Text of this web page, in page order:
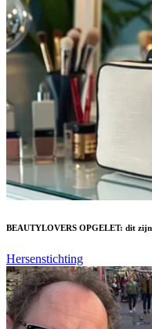
BEAUTYLOVERS OPGELET: dit zijn
Hersenstichting